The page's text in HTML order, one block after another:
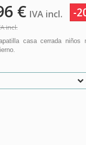
€ IVA incl. -
incl.
casa cerrada